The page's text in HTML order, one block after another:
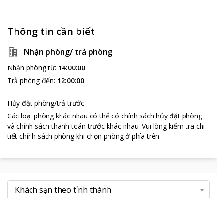
Thông tin cần biết
Nhận phòng/ trả phòng
Nhận phòng từ: 14:00:00
Trả phòng đến: 12:00:00
Hủy đặt phòng/trả trước
Các loại phòng khác nhau có thể có chính sách hủy đặt phòng
và chính sách thanh toán trước khác nhau. Vui lòng kiểm tra chi
tiết chính sách phòng khi chọn phòng ở phía trên